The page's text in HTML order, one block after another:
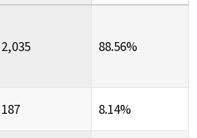
2,035 88.56%
187 8.14%